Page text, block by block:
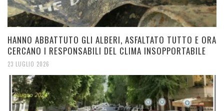
HANNO ABBATTUTO GLI ALBERI, ASFALTATO TUTTO E ORA
CERCANO I RESPONSABILI DEL CLIMA INSOPPORTABILE
23 LUGLIO 2026